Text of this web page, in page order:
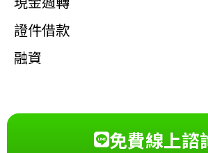
證件借款
融資
免費線上諮